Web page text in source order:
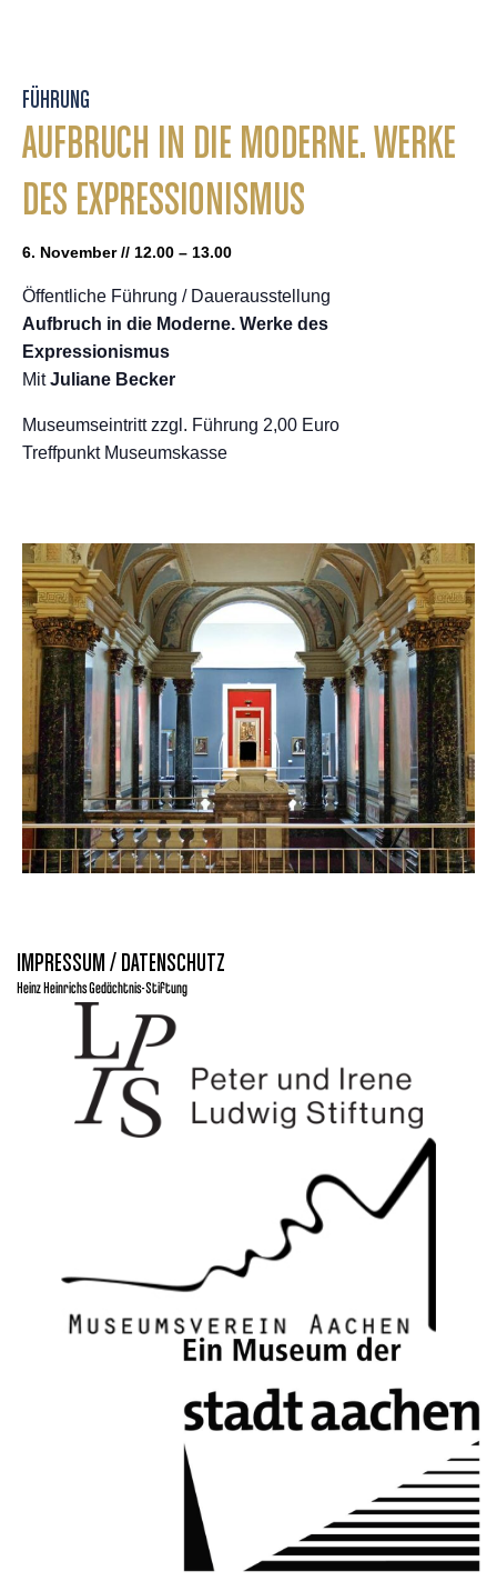
FÜHRUNG
AUFBRUCH IN DIE MODERNE. WERKE
DES EXPRESSIONISMUS
6. November // 12.00 – 13.00
Öffentliche Führung / Dauerausstellung
Aufbruch in die Moderne. Werke des
Expressionismus
MitJuliane Becker
Museumseintritt zzgl. Führung 2,00 Euro
Treffpunkt Museumskasse
IMPRESSUM / DATENSCHUTZ
Heinz Heinrichs Gedächtnis-Stiftung